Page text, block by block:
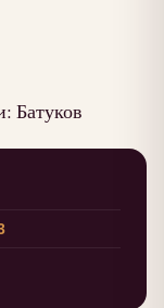
Батуков